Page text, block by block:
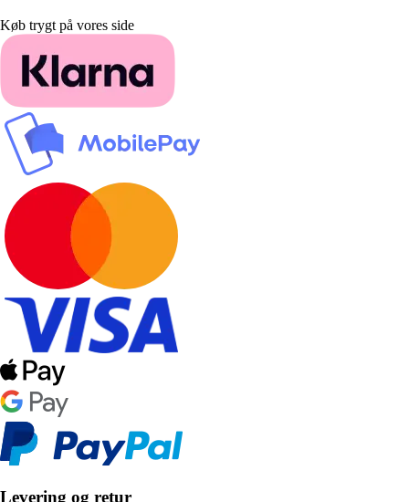
Køb trygt på vores side
Levering og retur